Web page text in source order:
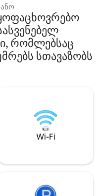
ჩვენგან. უფასო
ჩვენს
რომლებსაც
სთავაზობს
Wi-Fi